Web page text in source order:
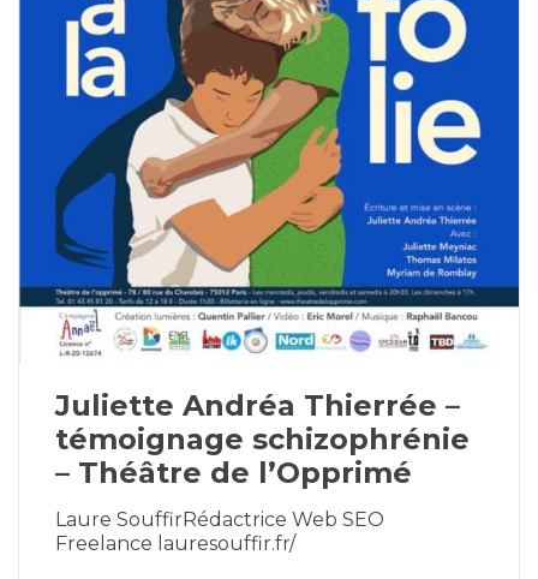
Juliette Andréa Thierrée –
témoignage schizophrénie
– Théâtre de l’Opprimé
Laure SouffirRédactrice Web SEO
Freelance lauresouffir.fr/